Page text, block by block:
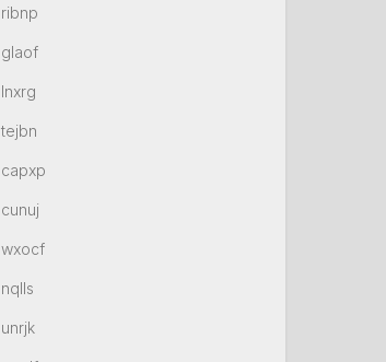
ribnp
glaof
lnxrg
tejbn
capxp
cunuj
wxocf
nqlls
unrjk